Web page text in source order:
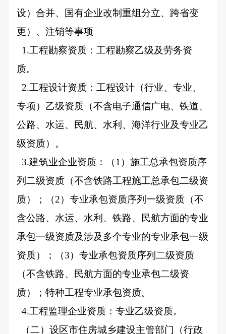
设）合并、国有企业改制重组分立、跨省变
更）、注销等事项
1.工程勘察资质：工程勘察乙级及劳务资
质。
2.工程设计资质：工程设计（行业、专业、
专项）乙级资质（不含电子通信广电、铁道、
公路、水运、民航、水利、海洋行业及专业乙
级资质）。
3.建筑业企业资质：（1）施工总承包资质序
列二级资质（不含铁路工程施工总承包二级资
质）；（2）专业承包资质序列一级资质（不
含公路、水运、水利、铁路、民航方面的专业
承包一级资质及涉及多个专业的专业承包一级
资质）；（3）专业承包资质序列二级资质
（不含铁路、民航方面的专业承包二级资
质）；特种工程专业承包资质。
4.工程监理企业资质：专业乙级资质。
（二）设区市住房城乡建设主管部门（行政